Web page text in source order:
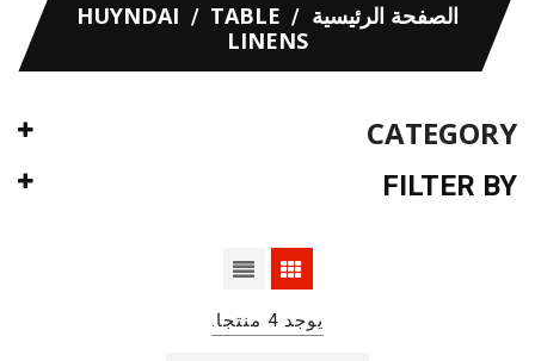
الصفحة الرئيسية HUYNDAI
TABLE
LINENS
CATEGORY
FILTER BY
يوجد 4 منتجا.